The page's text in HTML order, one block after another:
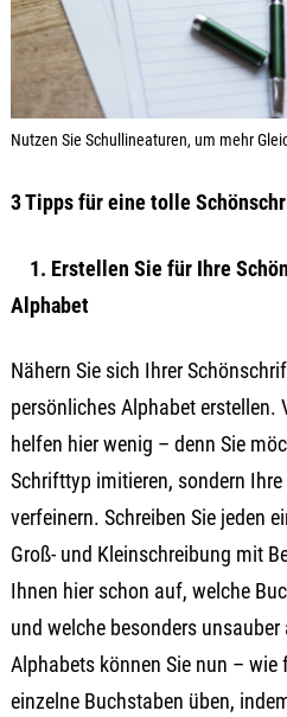
Nutzen Sie Schullineaturen, um mehr
3 Tipps für eine tolle
1. Erstellen Sie für Ihre
Alphabet
Nähern Sie sich Ihrer
persönliches Alphabet erstellen.
helfen hier wenig – denn Sie
Schrifttyp imitieren, sondern
verfeinern. Schreiben Sie jeden
Groß- und Kleinschreibung mit
Ihnen hier schon auf, welche
und welche besonders
Alphabets können Sie nun – wie
einzelne Buchstaben üben,